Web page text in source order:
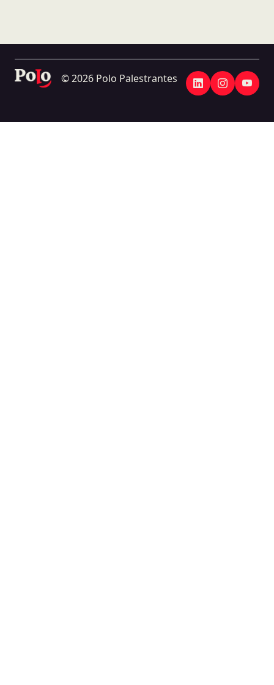
© 2026 Polo Palestrantes